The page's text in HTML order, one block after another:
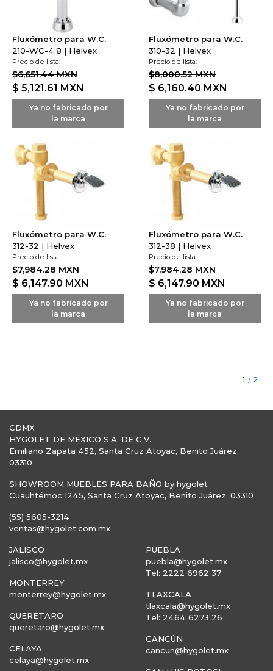
Fluxómetro para W.C.
210-WC-4.8 | Helvex
Precio de lista:
$6,651.44 MXN
$ 5,121.61 MXN
Ya no fabricado por
la marca
Fluxómetro para W.C.
310-32 | Helvex
Precio de lista:
$8,000.52 MXN
$ 6,160.40 MXN
Ya no fabricado por
la marca
Fluxómetro para W.C.
312-32 | Helvex
Precio de lista:
$7,984.28 MXN
$ 6,147.90 MXN
Ya no fabricado por
la marca
Fluxómetro para W.C.
312-38 | Helvex
Precio de lista:
$7,984.28 MXN
$ 6,147.90 MXN
Ya no fabricado por
la marca
1 / 2
CDMX
HYGOLET DE MÉXICO S.A. DE C.V.
Emiliano Zapata 452, Santa Cruz Atoyac, Benito Juárez,
03310
SHOWROOM MUEBLES PARA BAÑO by hygolet
Cuauhtémoc 1245, Santa Cruz Atoyac, Benito Juárez, 03310
(55) 5605-3214
ventas@hygolet.com.mx
JALISCO
jalisco@hygolet.mx
MONTERREY
monterrey@hygolet.mx
QUERÉTARO
queretaro@hygolet.mx
CELAYA
celaya@hygolet.mx
PUEBLA
puebla@hygolet.mx
Tel: 2222 6962 37
TLAXCALA
tlaxcala@hygolet.mx
Tel: 2464 6273 26
CANCÚN
cancun@hygolet.mx